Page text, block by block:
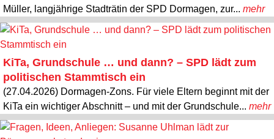
Müller, langjährige Stadträtin der SPD Dormagen, zur... mehr
KiTa, Grundschule … und dann? – SPD lädt zum
politischen Stammtisch ein
(27.04.2026) Dormagen-Zons. Für viele Eltern beginnt mit der
KiTa ein wichtiger Abschnitt – und mit der Grundschule... mehr